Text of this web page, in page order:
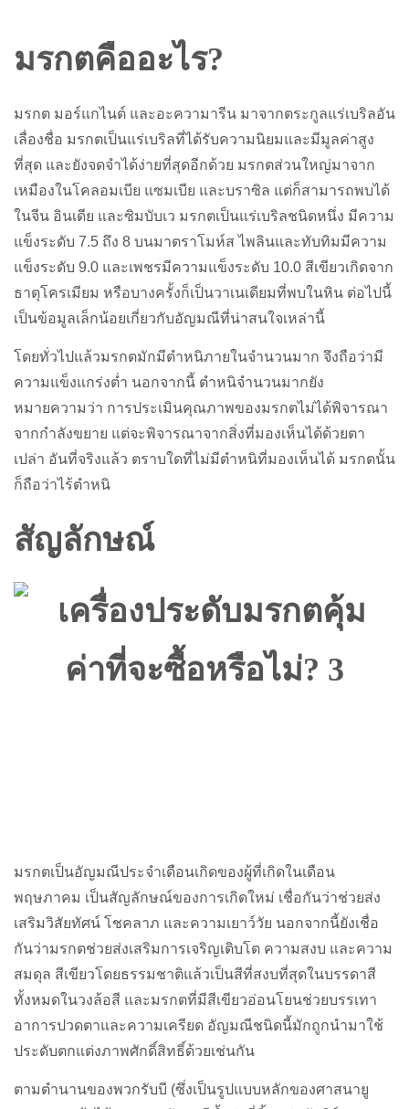
มรกตคืออะไร?
มรกต มอร์แกไนต์ และอะความารีน มาจากตระกูลแร่เบริลอัน
เลื่องชื่อ มรกตเป็นแร่เบริลที่ได้รับความนิยมและมีมูลค่าสูง
ที่สุด และยังจดจำได้ง่ายที่สุดอีกด้วย มรกตส่วนใหญ่มาจาก
เหมืองในโคลอมเบีย แซมเบีย และบราซิล แต่ก็สามารถพบได้
ในจีน อินเดีย และซิมบับเว มรกตเป็นแร่เบริลชนิดหนึ่ง มีความ
แข็งระดับ 7.5 ถึง 8 บนมาตราโมห์ส ไพลินและทับทิมมีความ
แข็งระดับ 9.0 และเพชรมีความแข็งระดับ 10.0 สีเขียวเกิดจาก
ธาตุโครเมียม หรือบางครั้งก็เป็นวาเนเดียมที่พบในหิน ต่อไปนี้
เป็นข้อมูลเล็กน้อยเกี่ยวกับอัญมณีที่น่าสนใจเหล่านี้
โดยทั่วไปแล้วมรกตมักมีตำหนิภายในจำนวนมาก จึงถือว่ามี
ความแข็งแกร่งต่ำ นอกจากนี้ ตำหนิจำนวนมากยัง
หมายความว่า การประเมินคุณภาพของมรกตไม่ได้พิจารณา
จากกำลังขยาย แต่จะพิจารณาจากสิ่งที่มองเห็นได้ด้วยตา
เปล่า อันที่จริงแล้ว ตราบใดที่ไม่มีตำหนิที่มองเห็นได้ มรกตนั้น
ก็ถือว่าไร้ตำหนิ
สัญลักษณ์
มรกตเป็นอัญมณีประจำเดือนเกิดของผู้ที่เกิดในเดือน
พฤษภาคม เป็นสัญลักษณ์ของการเกิดใหม่ เชื่อกันว่าช่วยส่ง
เสริมวิสัยทัศน์ โชคลาภ และความเยาว์วัย นอกจากนี้ยังเชื่อ
กันว่ามรกตช่วยส่งเสริมการเจริญเติบโต ความสงบ และความ
สมดุล สีเขียวโดยธรรมชาติแล้วเป็นสีที่สงบที่สุดในบรรดาสี
ทั้งหมดในวงล้อสี และมรกตที่มีสีเขียวอ่อนโยนช่วยบรรเทา
อาการปวดตาและความเครียด อัญมณีชนิดนี้มักถูกนำมาใช้
ประดับตกแต่งภาพศักดิ์สิทธิ์ด้วยเช่นกัน
ตามตำนานของพวกรับบี (ซึ่งเป็นรูปแบบหลักของศาสนายู